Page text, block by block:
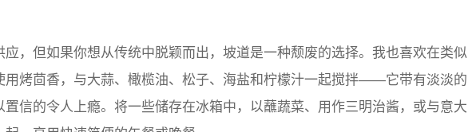
应，但如果你想从传统中脱颖而出，坡道是一种颓废的选择。我也喜欢在类似
用烤茴香，与大蒜、橄榄油、松子、海盐和柠檬汁一起搅拌——它带有淡淡的
置信的令人上瘾。将一些储存在冰箱中，以蘸蔬菜、用作三明治酱，或与意大